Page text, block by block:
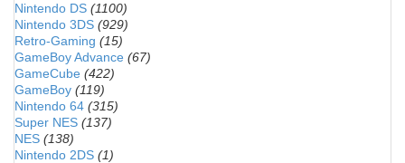
Nintendo DS (1100)
Nintendo 3DS (929)
Retro-Gaming (15)
GameBoy Advance (67)
GameCube (422)
GameBoy (119)
Nintendo 64 (315)
Super NES (137)
NES (138)
Nintendo 2DS (1)